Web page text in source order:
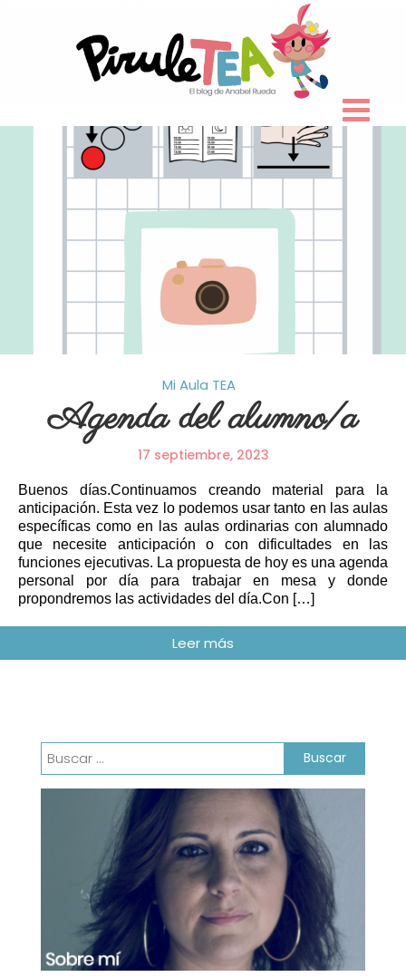
Mi Aula TEA
Agenda del alumno/a
17 septiembre, 2023
Buenos días.Continuamos creando material para la
anticipación. Esta vez lo podemos usar tanto en las aulas
específicas como en las aulas ordinarias con alumnado
que necesite anticipación o con dificultades en las
funciones ejecutivas. La propuesta de hoy es una agenda
personal por día para trabajar en mesa y donde
propondremos las actividades del día.Con […]
Buscar: